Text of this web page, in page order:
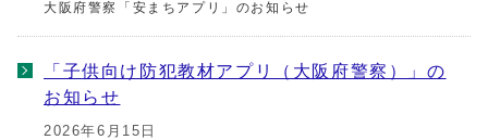
大阪府警察「安まちアプリ」のお知らせ
「子供向け防犯教材アプリ（大阪府警察）」の
お知らせ
2026年6月15日